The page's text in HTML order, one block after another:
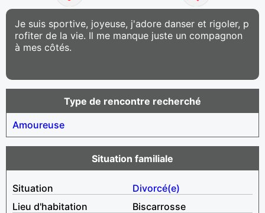
Je suis sportive, joyeuse, j'adore danser et rigoler, p
rofiter de la vie. Il me manque juste un compagnon
à mes côtés.
Type de rencontre recherché
Amoureuse
Situation familiale
Situation
Divorcé(e)
Lieu d'habitation
Biscarrosse